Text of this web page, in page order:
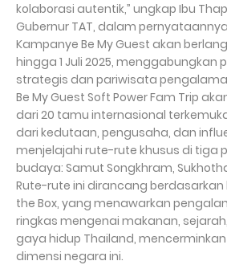
kolaborasi autentik,” ungkap Ibu
Gubernur TAT, dalam
Kampanye Be My Guest akan
hingga 1 Juli 2025, menggabungkan
strategis dan pariwisata
Be My Guest Soft Power Fam Trip
dari 20 tamu internasional
dari kedutaan, pengusaha, dan
menjelajahi rute-rute khusus di tiga
budaya: Samut Songkhram,
Rute-rute ini dirancang berdasarkan
the Box, yang menawarkan
ringkas mengenai makanan,
gaya hidup Thailand,
dimensi negara ini.